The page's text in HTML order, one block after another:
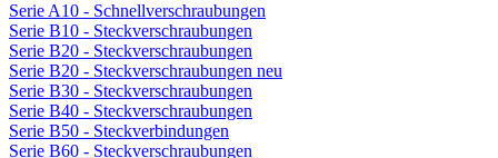
Serie A10 - Schnellverschraubungen
Serie B10 - Steckverschraubungen
Serie B20 - Steckverschraubungen
Serie B20 - Steckverschraubungen neu
Serie B30 - Steckverschraubungen
Serie B40 - Steckverschraubungen
Serie B50 - Steckverbindungen
Serie B60 - Steckverschraubungen